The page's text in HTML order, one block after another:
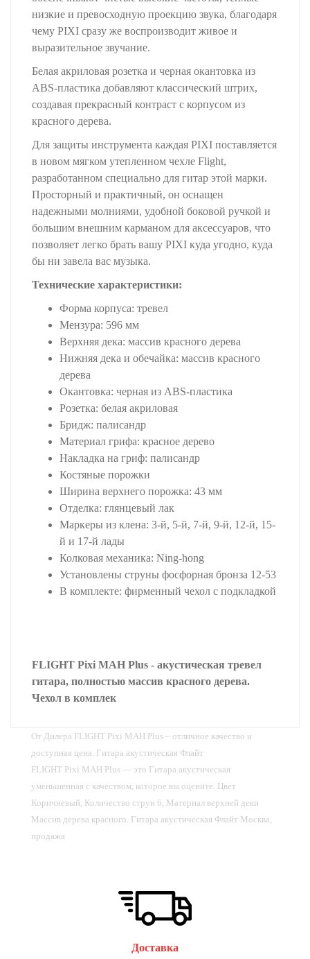
низкие и превосходную проекцию звука, благодаря
чему PIXI сразу же воспроизводит живое и
выразительное звучание.
Белая акриловая розетка и черная окантовка из
ABS-пластика добавляют классический штрих,
создавая прекрасный контраст с корпусом из
красного дерева.
Для защиты инструмента каждая PIXI поставляется
в новом мягком утепленном чехле Flight,
разработанном специально для гитар этой марки.
Просторный и практичный, он оснащен
надежными молниями, удобной боковой ручкой и
большим внешним карманом для аксессуаров, что
позволяет легко брать вашу PIXI куда угодно, куда
бы ни завела вас музыка.
Технические характеристики:
Форма корпуса: тревел
Мензура: 596 мм
Верхняя дека: массив красного дерева
Нижняя дека и обечайка: массив красного
дерева
Окантовка: черная из ABS-пластика
Розетка: белая акриловая
Бридж: палисандр
Материал грифа: красное дерево
Накладка на гриф: палисандр
Костяные порожки
Ширина верхнего порожка: 43 мм
Отделка: глянцевый лак
Маркеры из клена: 3-й, 5-й, 7-й, 9-й, 12-й, 15-
й и 17-й лады
Колковая механика: Ning-hong
Установлены струны фосфорная бронза 12-53
В комплекте: фирменный чехол с подкладкой
FLIGHT Pixi MAH Plus - акустическая тревел
гитара, полностью массив красного дерева.
Чехол в комплек
От Дилера FLIGHT Pixi MAH Plus – отличное качество и
доступная цена. Гитара акустическая Флайт
FLIGHT Pixi MAH Plus — это Гитара акустическая
уменьшенная с качеством, которое вы оцените. Цвет
Коричневый, Количество струн 6, Материал верхней деки
Массив дерева красного. Гитара акустическая Флайт Москва,
продажа
Доставка